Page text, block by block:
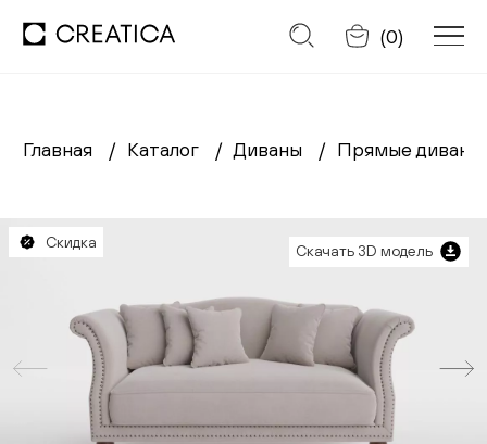
Отменить
(0)
Заказать обратный звонок
Каталог
Кресла
Кровати
Главная Каталог Диваны Прямые диваны
Скидка
Скачать 3D модель